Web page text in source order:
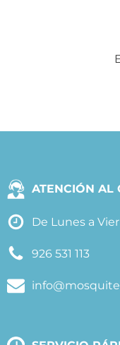
ATENCIÓN AL
De Lunes a
926 531 113